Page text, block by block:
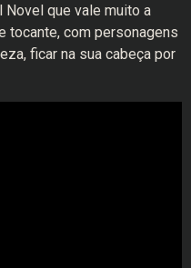
Novel que vale muito a
tocante, com personagens
ficar na sua cabeça por